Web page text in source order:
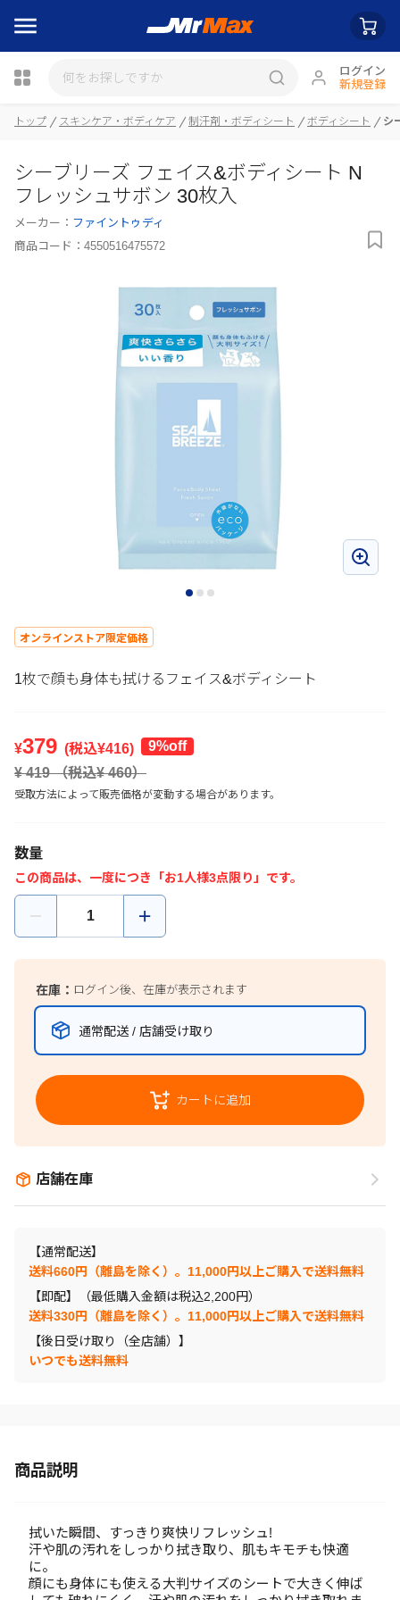
ログイン
新規登録
瓶詰
トップ スキンケア・ボディケア 制汗剤・ボディシート ボディシート シ
シーブリーズ フェイス&ボディシート N
フレッシュサボン 30枚入
メーカー： ファイントゥディ
商品コード： 4550516475572
オンラインストア限定価格
1枚で顔も身体も拭けるフェイス&ボディシート
¥379 (税込¥416)
9%off
¥ 419（税込¥460）
受取方法によって販売価格が変動する場合があります。
数量
この商品は、一度につき「お1人様3点限り」です。
在庫： ログイン後、在庫が表示されます
通常配送 / 店舗受け取り
カートに追加
店舗在庫
【通常配送】
送料660円（離島を除く）。11,000円以上ご購入で送料無料
【即配】（最低購入金額は税込2,200円）
送料330円（離島を除く）。11,000円以上ご購入で送料無料
【後日受け取り（全店舗）】
いつでも送料無料
商品説明
拭いた瞬間、すっきり爽快リフレッシュ!
汗や肌の汚れをしっかり拭き取り、肌もキモチも快適
に。
顔にも身体にも使える大判サイズのシートで大きく伸ば